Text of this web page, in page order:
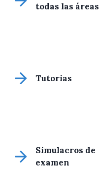
todas las áreas
Tutorias
Simulacros de
examen